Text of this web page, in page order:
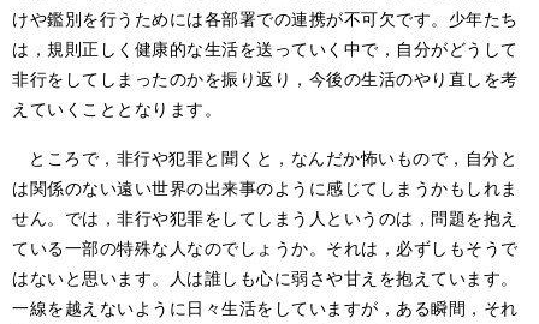
けや鑑別を行うためには各部署での連携が不可欠です。少年たち
は，規則正しく健康的な生活を送っていく中で，自分がどうして
非行をしてしまったのかを振り返り，今後の生活のやり直しを考
えていくこととなります。
ところで，非行や犯罪と聞くと，なんだか怖いもので，自分と
は関係のない遠い世界の出来事のように感じてしまうかもしれま
せん。では，非行や犯罪をしてしまう人というのは，問題を抱え
ている一部の特殊な人なのでしょうか。それは，必ずしもそうで
はないと思います。人は誰しも心に弱さや甘えを抱えています。
一線を越えないように日々生活をしていますが，ある瞬間，それ